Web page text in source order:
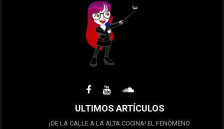
ULTIMOS ARTÍCULOS
¡DE LA CALLE A LA ALTA COCINA! EL FENÓMENO